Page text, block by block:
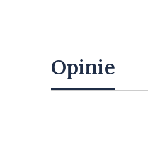
Opinie